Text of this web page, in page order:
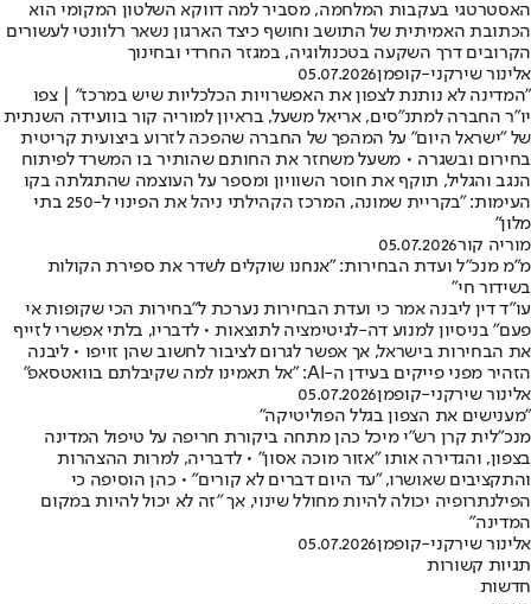
האסטרטגי בעקבות המלחמה, מסביר למה דווקא השלטון המקומי הוא
הכתובת האמיתית של התושב וחושף כיצד הארגון נשאר רלוונטי לעשורים
הקרובים דרך השקעה בטכנולוגיה, במגזר החרדי ובחינוך
אלינור שירקני-קופמן05.07.2026
"המדינה לא נותנת לצפון את האפשרויות הכלכליות שיש במרכז" | צפו
יו"ר החברה למתנ"סים, אריאל משעל, בראיון למוריה קור בוועידה השנתית
של "ישראל היום" על המהפך של החברה שהפכה לזרוע ביצועית קריטית
בחירום ובשגרה • משעל משחזר את החותם שהותיר בו המשרד לפיתוח
הנגב והגליל, תוקף את חוסר השוויון ומספר על העוצמה שהתגלתה בקו
העימות: "בקריית שמונה, המרכז הקהילתי ניהל את הפינוי ל-250 בתי
מלון"
מוריה קור05.07.2026
מ"מ מנכ"ל ועדת הבחירות: "אנחנו שוקלים לשדר את ספירת הקולות
בשידור חי"
עו"ד דין ליבנה אמר כי ועדת הבחירות נערכת ל"בחירות הכי שקופות אי
פעם" בניסיון למנוע דה-לגיטימציה לתוצאות • לדבריו, בלתי אפשרי לזייף
את הבחירות בישראל, אך אפשר לגרום לציבור לחשוב שהן זויפו • ליבנה
הזהיר מפני פייקים בעידן ה-AI: "אל תאמינו למה שקיבלתם בוואטסאפ"
אלינור שירקני-קופמן05.07.2026
"מענישים את הצפון בגלל הפוליטיקה"
מנכ"לית קרן רש"י מיכל כהן מתחה ביקורת חריפה על טיפול המדינה
בצפון, והגדירה אותו "אזור מוכה אסון" • לדבריה, למרות ההצהרות
והתקציבים שאושרו, "עד היום דברים לא קורים" • כהן הוסיפה כי
הפילנתרופיה יכולה להיות מחולל שינוי, אך "זה לא יכול להיות במקום
המדינה"
אלינור שירקני-קופמן05.07.2026
תגיות קשורות
חדשות